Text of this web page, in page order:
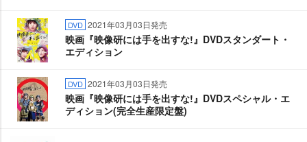
DVD 2021年03月03日発売
映画『映像研には手を出すな!』DVDスタンダート・
エディション
DVD 2021年03月03日発売
映画『映像研には手を出すな!』DVDスペシャル・エ
ディション(完全生産限定盤)